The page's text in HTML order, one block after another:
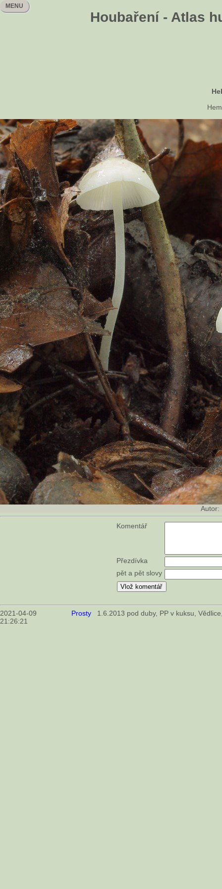
Houbaření - Atlas
MENU
Autor:
Komentář
Přezdívka
pět a pět slovy
2021-04-09
21:26:21
Prosty 1.6.2013 pod duby, PP v kuksu,